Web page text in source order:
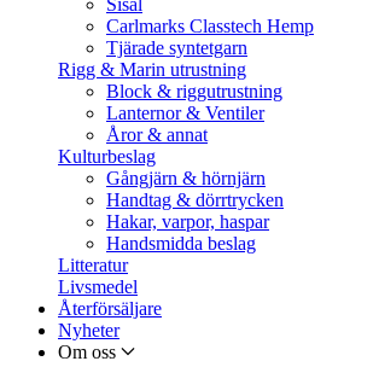
Sisal
Carlmarks Classtech Hemp
Tjärade syntetgarn
Rigg & Marin utrustning
Block & riggutrustning
Lanternor & Ventiler
Åror & annat
Kulturbeslag
Gångjärn & hörnjärn
Handtag & dörrtrycken
Hakar, varpor, haspar
Handsmidda beslag
Litteratur
Livsmedel
Återförsäljare
Nyheter
Om oss